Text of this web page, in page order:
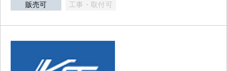
販売可 工事・取付可